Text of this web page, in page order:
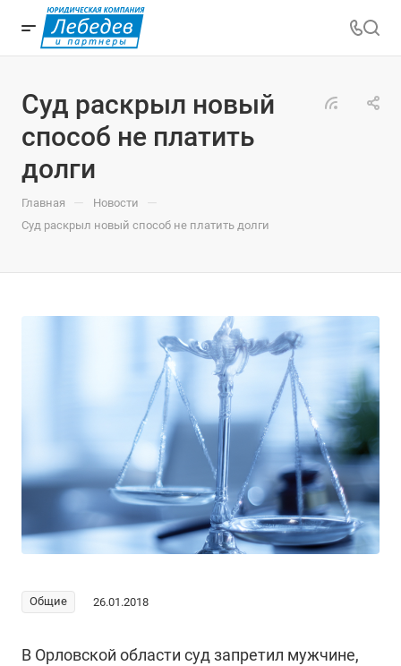
Суд раскрыл новый
способ не платить
долги
Главная — Новости —
Суд раскрыл новый способ не платить долги
Общие 26.01.2018
В Орловской области суд запретил мужчине,